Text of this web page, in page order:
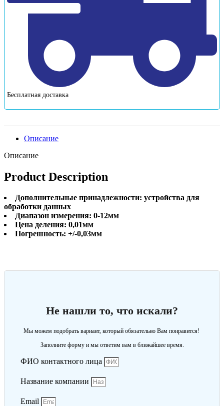
Бесплатная доставка
Описание
Описание
Product Description
Дополнительные принадлежности: устройства для
обработки данных
Диапазон измерения: 0-12мм
Цена деления: 0,01мм
Погрешность: +/-0,03мм
Не нашли то, что искали?
Мы можем подобрать вариант, который обязательно Вам понравится!
Заполните форму и мы ответим вам в ближайшее время.
ФИО контактного лица
Название компании
Email